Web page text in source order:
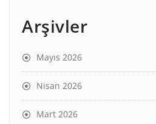
Arşivler
Mayıs 2026
Nisan 2026
Mart 2026